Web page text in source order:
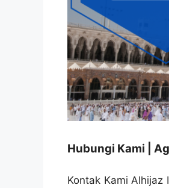
Hubungi Kami |
Kontak Kami